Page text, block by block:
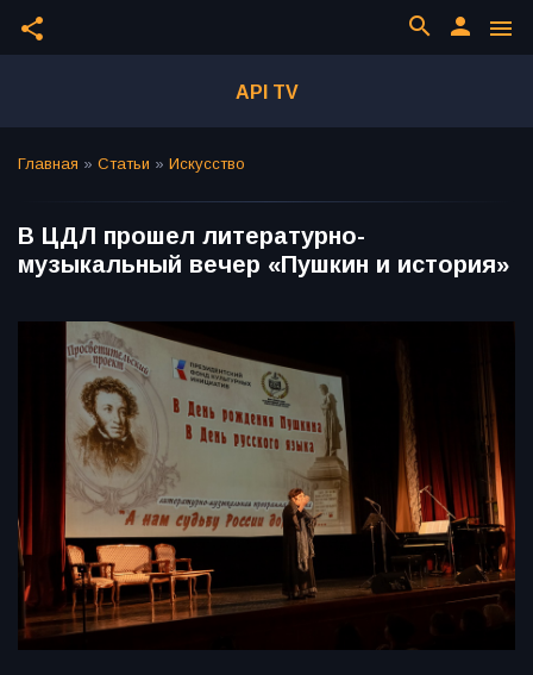
share menu
person
search
API TV
Главная » Статьи » Искусство
В ЦДЛ прошел литературно-
музыкальный вечер «Пушкин и история»